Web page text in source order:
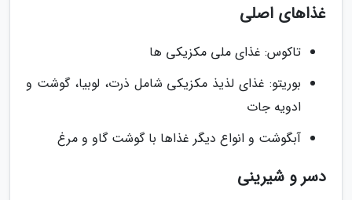
غذاهای اصلی
تاکوس: غذای ملی مکزیکی ها
بوریتو: غذای لذیذ مکزیکی شامل ذرت، لوبیا، گوشت و
ادویه جات
آبگوشت و انواع دیگر غذاها با گوشت گاو و مرغ
دسر و شیرینی